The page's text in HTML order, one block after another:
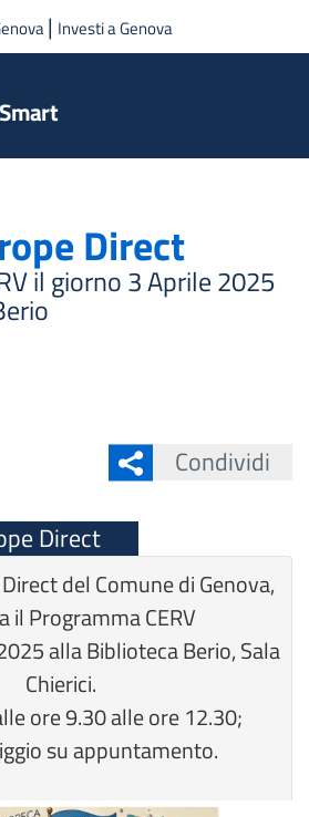
contenuto principale
| Investi a Genova
Direct
il giorno 3 Aprile 2025
Condividi
Direct
del Comune di Genova,
il Programma CERV
alla Biblioteca Berio, Sala
Chierici.
ore 9.30 alle ore 12.30;
su appuntamento.